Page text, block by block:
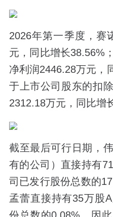
2026年第一季度，赛
元，同比增长38.56%
净利润2446.28万元，
于上市公司股东的扣
2312.18万元，同比增
截至最后可行日期，
有的公司）直接持有
司已发行股份总数的
孟蕾直接持有35万股